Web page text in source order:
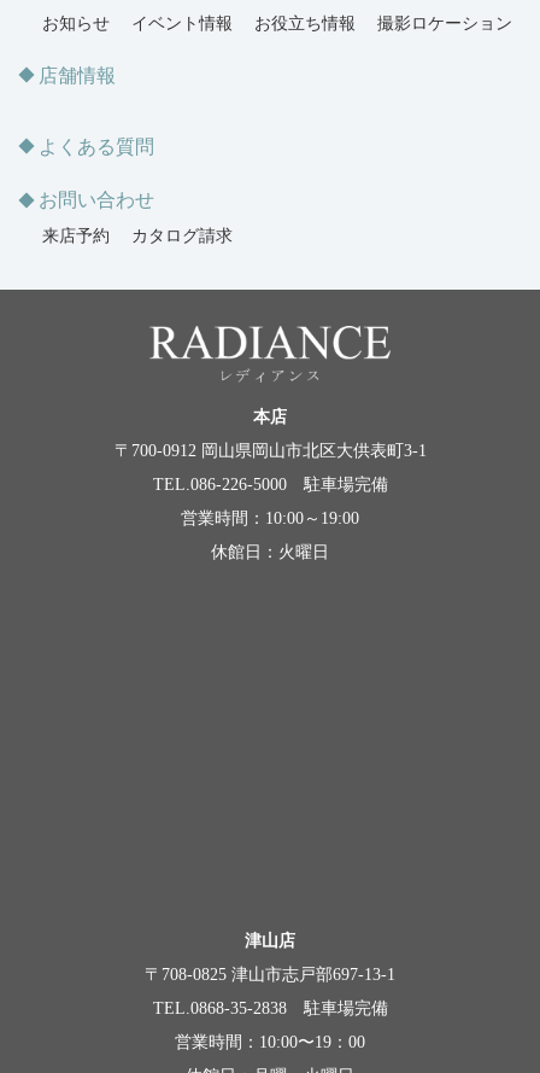
お知らせ イベント情報 お役立ち情報 撮影ロケーション
店舗情報
よくある質問
お問い合わせ
来店予約 カタログ請求
本店
〒700-0912 岡山県岡山市北区大供表町3-1
TEL.086-226-5000 駐車場完備
営業時間：10:00～19:00
休館日：火曜日
津山店
〒708-0825 津山市志戸部697-13-1
TEL.0868-35-2838 駐車場完備
営業時間：10:00〜19：00